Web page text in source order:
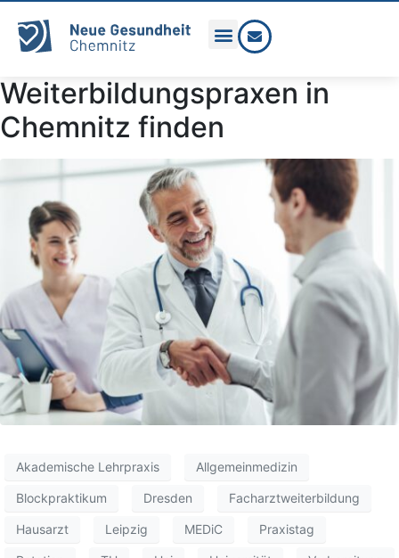
Weiterbildungspraxen in
Chemnitz finden
Akademische Lehrpraxis Allgemeinmedizin
Blockpraktikum Dresden Facharztweiterbildung
Hausarzt Leipzig MEDiC Praxistag